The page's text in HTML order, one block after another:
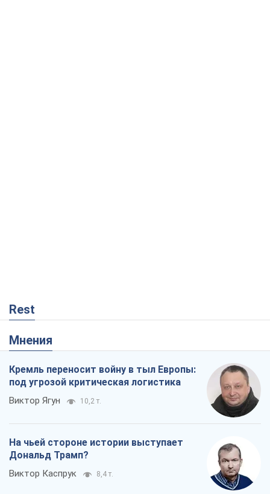
Rest
Мнения
Кремль переносит войну в тыл Европы:
под угрозой критическая логистика
Виктор Ягун 10,2 т.
На чьей стороне истории выступает
Дональд Трамп?
Виктор Каспрук 8,4 т.